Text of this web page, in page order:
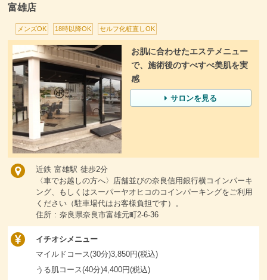
富雄店
メンズOK 18時以降OK セルフ化粧直しOK
お肌に合わせたエステメニュー
で、施術後のすべすべ美肌を実
感
サロンを見る
近鉄 富雄駅 徒歩2分
〈車でお越しの方へ〉店舗並びの奈良信用銀行横コインパーキ
ング、もしくはスーパーヤオヒコのコインパーキングをご利用
ください（駐車場代はお客様負担です）。
住所 : 奈良県奈良市富雄元町2-6-36
イチオシメニュー
マイルドコース(30分)3,850円(税込)
うる肌コース(40分)4,400円(税込)